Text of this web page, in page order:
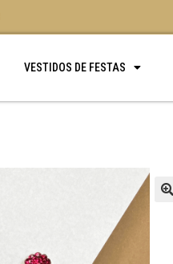
VESTIDOS DE FESTAS